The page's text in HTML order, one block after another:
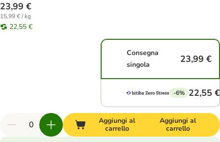
23,99 €
15,99 € / kg
22,55 €
Consegna
singola
23,99 €
-6% 22,55 €
Aggiungi al
carrello
Aggiungi al
carrello